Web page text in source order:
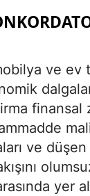
ve ev
finansal
ve düşen
yer